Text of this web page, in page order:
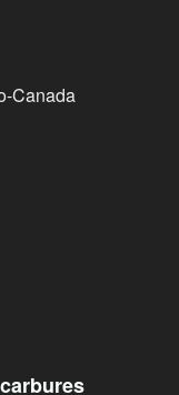
Canada